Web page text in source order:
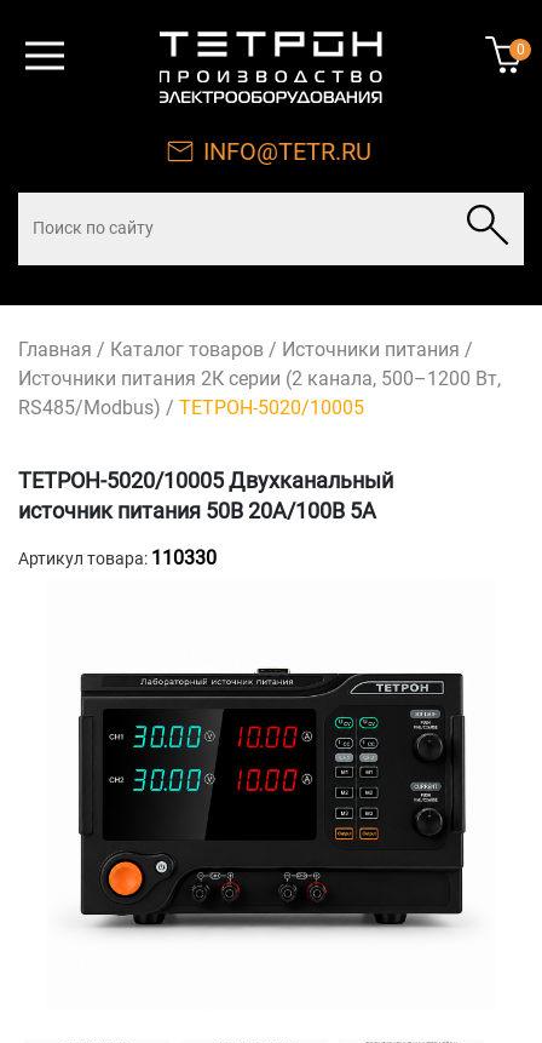
0
INFO@TETR.RU
Главная / Каталог товаров / Источники питания /
Источники питания 2К серии (2 канала, 500–1200 Вт,
RS485/Modbus) / ТЕТРОН-5020/10005
ТЕТРОН-5020/10005 Двухканальный
источник питания 50В 20А/100В 5А
Артикул товара: 110330